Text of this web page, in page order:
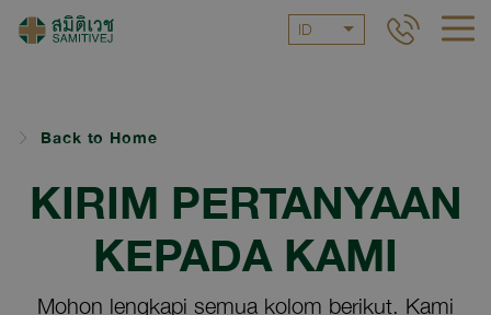
ID
Back to Home
KIRIM PERTANYAAN
KEPADA KAMI
Mohon lengkapi semua kolom berikut. Kami